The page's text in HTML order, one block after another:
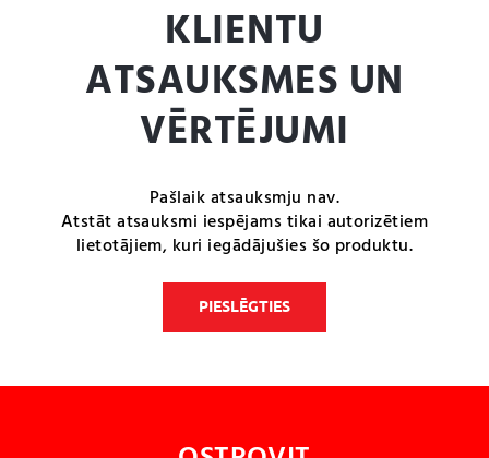
KLIENTU
ATSAUKSMES UN
VĒRTĒJUMI
Pašlaik atsauksmju nav.
Atstāt atsauksmi iespējams tikai autorizētiem
lietotājiem, kuri iegādājušies šo produktu.
PIESLĒGTIES